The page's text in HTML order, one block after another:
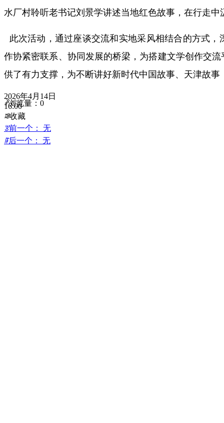
水厂村聆听老书记刘景学讲述当地红色故事，在行走中
此次活动，通过座谈交流和实地采风相结合的方式
作协紧密联系、协同发展的桥梁，为搭建文学创作交
供了有力支撑，为不断讲好新时代中国故事、天津故
2026年4月14日
16:00
ꄘ浏览量： 0
ꄀ收藏
ꂃ前一个：
无
ꁹ后一个： 无